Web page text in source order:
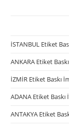
İSTANBUL Etiket
ANKARA Etiket
İZMİR Etiket Baskı
ADANA Etiket Baskı
ANTAKYA Etiket